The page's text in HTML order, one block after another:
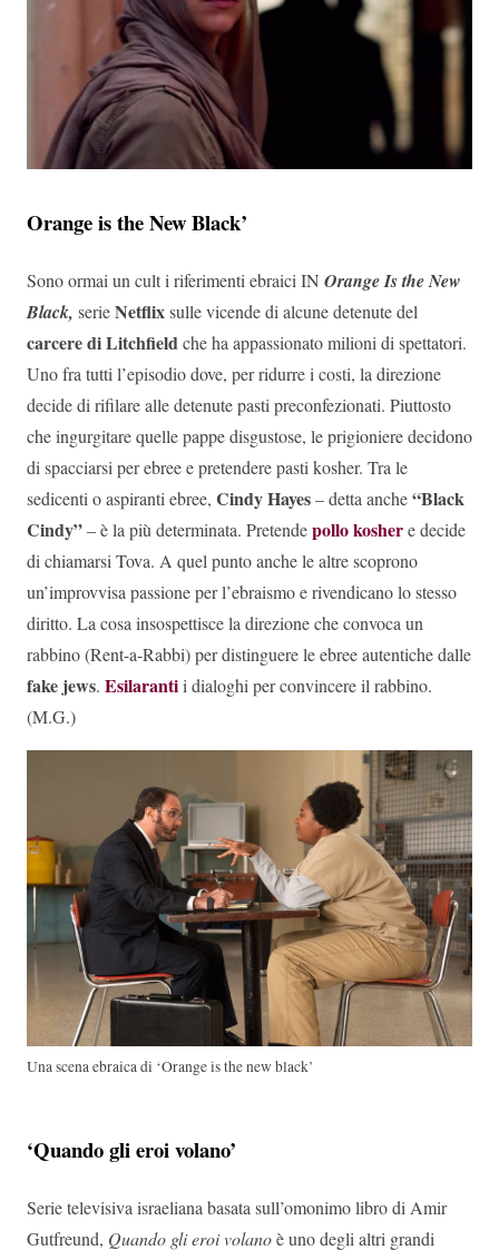
Orange is the New Black’
Sono ormai un cult i riferimenti ebraici IN Orange Is the New
Black, serieNetflixsulle vicende di alcune detenute del
carcere di Litchfieldche ha appassionato milioni di spettatori.
Uno fra tutti l’episodio dove, per ridurre i costi, la direzione
decide di rifilare alle detenute pasti preconfezionati. Piuttosto
che ingurgitare quelle pappe disgustose, le prigioniere decidono
di spacciarsi per ebree e pretendere pasti kosher. Tra le
sedicenti o aspiranti ebree, Cindy Hayes– detta anche“Black
Cindy”– è la più determinata. Pretendepollo koshere decide
di chiamarsi Tova. A quel punto anche le altre scoprono
un’improvvisa passione per l’ebraismo e rivendicano lo stesso
diritto. La cosa insospettisce la direzione che convoca un
rabbino (Rent-a-Rabbi) per distinguere le ebree autentiche dalle
fake jews. Esilarantii dialoghi per convincere il rabbino.
(M.G.)
Una scena ebraica di ‘Orange is the new black’
‘Quando gli eroi volano’
Serie televisiva israeliana basata sull’omonimo libro di Amir
Gutfreund, Quando gli eroi volanoè uno degli altri grandi